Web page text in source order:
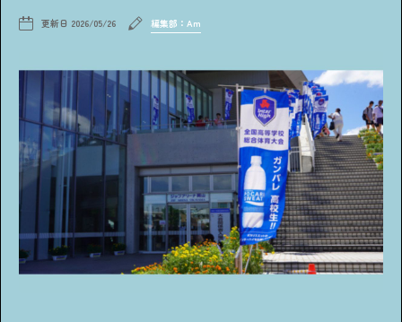
トレンド
エンタメ 診断
特集・連載 社会体験
アンケート プレゼント
更新日 2026/05/26 編集部：Am